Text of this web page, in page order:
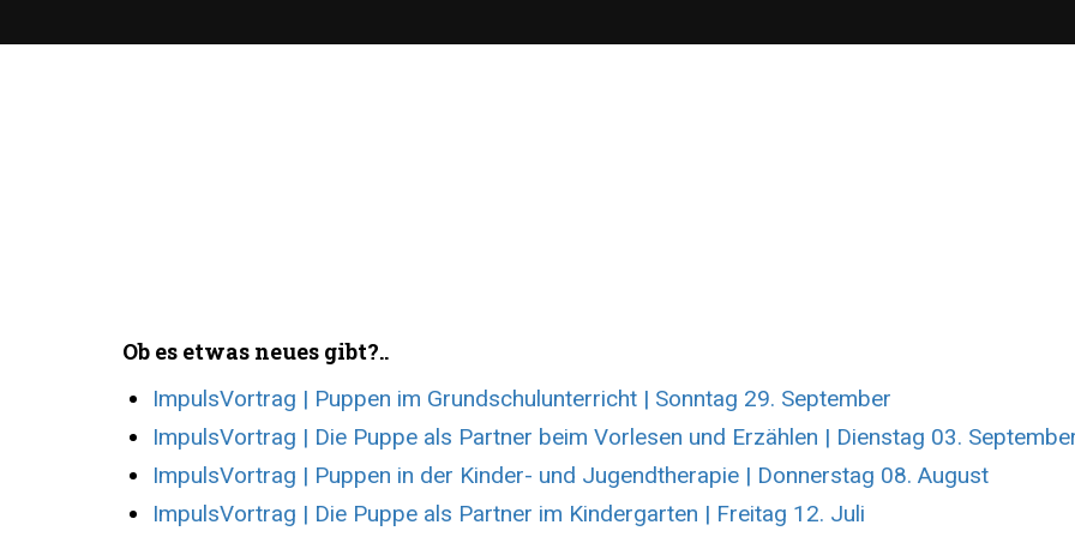
Ob es etwas neues gibt?..
ImpulsVortrag | Puppen im Grundschulunterricht | Sonntag 29. September
ImpulsVortrag | Die Puppe als Partner beim Vorlesen und Erzählen | Dienstag 03.
ImpulsVortrag | Puppen in der Kinder- und Jugendtherapie | Donnerstag 08. August
ImpulsVortrag | Die Puppe als Partner im Kindergarten | Freitag 12. Juli